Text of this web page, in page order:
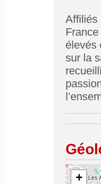
Affiliés
élevés
sur la
+